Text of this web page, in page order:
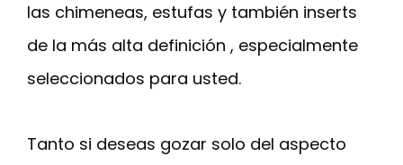
las chimeneas, estufas y también inserts
de la más alta definición , especialmente
seleccionados para usted.
Tanto si deseas gozar solo del aspecto